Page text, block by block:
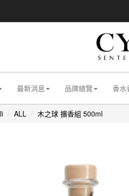
最新消息 品牌總覽 香水
ALL 木之球 擴香組 500ml